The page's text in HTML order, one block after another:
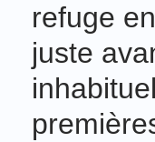
refuge
juste